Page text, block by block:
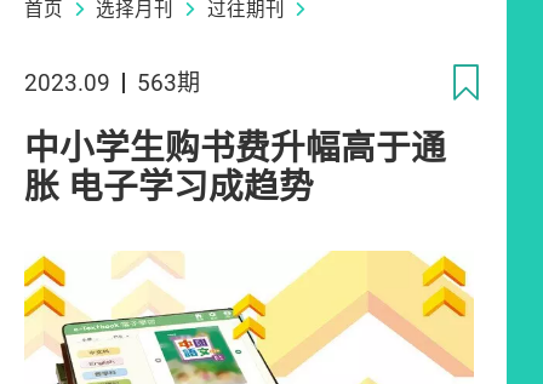
首页 选择月刊 过往期刊
2023.09 563期
中小学生购书费升幅高于通
胀 电子学习成趋势